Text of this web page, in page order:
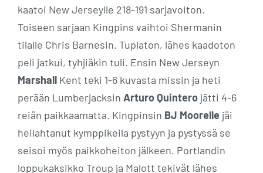
kaatoi New Jerseylle 218-191 sarjavoiton.
Toiseen sarjaan Kingpins vaihtoi Shermanin
tilalle Chris Barnesin. Tuplaton, lähes kaadoton
peli jatkui, tyhjiäkin tuli. Ensin New Jerseyn
Marshall Kent teki 1-6 kuvasta missin ja heti
perään Lumberjacksin Arturo Quintero jätti 4-6
reiän paikkaamatta. Kingpinsin BJ Moorelle jäi
heilahtanut kymppikeila pystyyn ja pystyssä se
seisoi myös paikkoheiton jälkeen. Portlandin
loppukaksikko Troup ja Malott tekivät lähes